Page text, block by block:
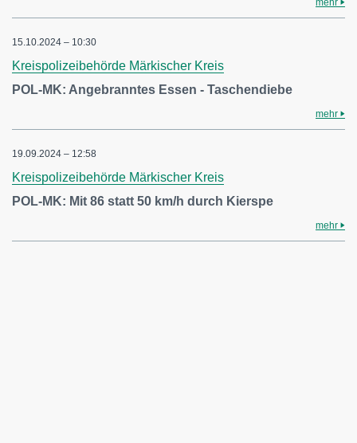
mehr
15.10.2024 – 10:30
Kreispolizeibehörde Märkischer Kreis
POL-MK: Angebranntes Essen - Taschendiebe
mehr
19.09.2024 – 12:58
Kreispolizeibehörde Märkischer Kreis
POL-MK: Mit 86 statt 50 km/h durch Kierspe
mehr